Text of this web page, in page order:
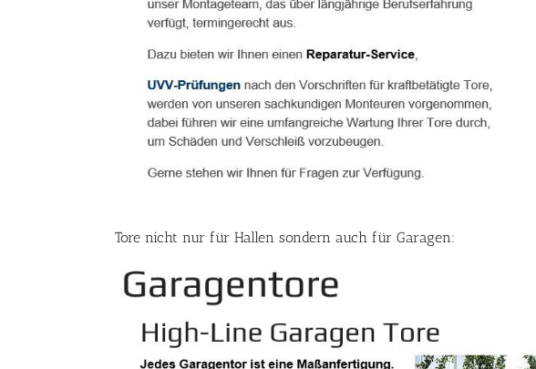
Tore nicht nur für Hallen sondern auch für Garagen: